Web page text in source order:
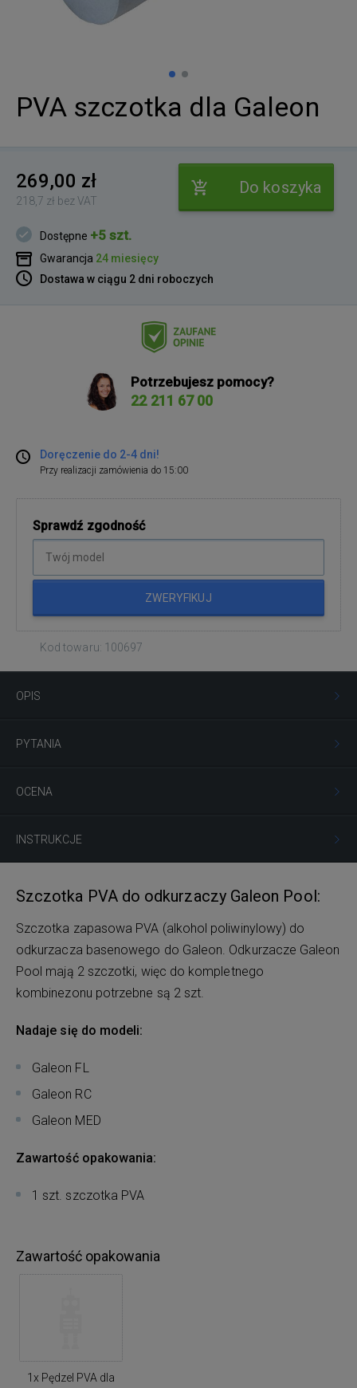
PVA szczotka dla Galeon
269,00 zł
218,7 zł bez VAT
Do koszyka
Dostępne +5 szt.
Gwarancja 24 miesięcy
Dostawa w ciągu 2 dni roboczych
Potrzebujesz pomocy?
22 211 67 00
Doręczenie do 2-4 dni!
Przy realizacji zamówienia do 15:00
Sprawdź zgodność
ZWERYFIKUJ
Kod towaru: 100697
OPIS
PYTANIA
OCENA
INSTRUKCJE
Szczotka PVA do odkurzaczy Galeon Pool:
Szczotka zapasowa PVA (alkohol poliwinylowy) do
odkurzacza basenowego do Galeon. Odkurzacze Galeon
Pool mają 2 szczotki, więc do kompletnego
kombinezonu potrzebne są 2 szt.
Nadaje się do modeli:
Galeon FL
Galeon RC
Galeon MED
Zawartość opakowania:
1 szt. szczotka PVA
Zawartość opakowania
1x Pędzel PVA dla